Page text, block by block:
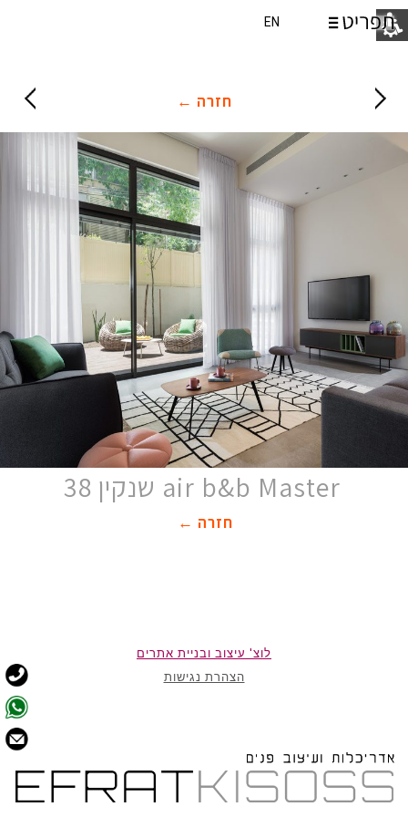
EN
חזרה ←
air b&b Master שנקין 38
חזרה ←
לוצ' עיצוב ובניית אתרים
הצהרת נגישות